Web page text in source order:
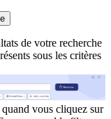
de votre recherche
sous les critères
vous cliquez sur